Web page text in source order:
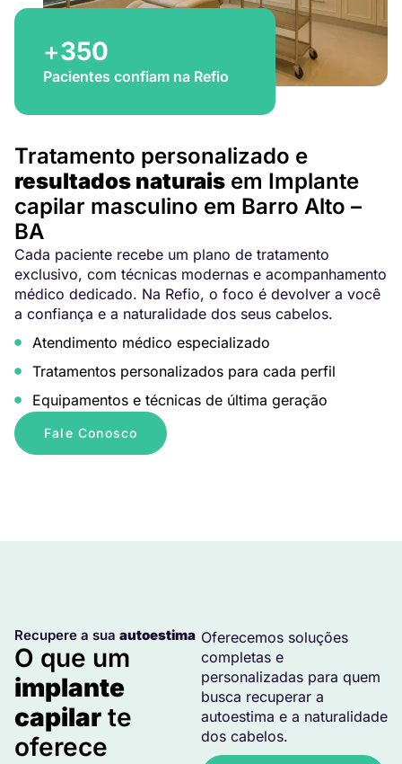
+350
Pacientes confiam na Refio
Tratamento personalizado e
resultados naturais em Implante
capilar masculino em Barro Alto –
BA
Cada paciente recebe um plano de tratamento
exclusivo, com técnicas modernas e acompanhamento
médico dedicado. Na Refio, o foco é devolver a você
a confiança e a naturalidade dos seus cabelos.
Atendimento médico especializado
Tratamentos personalizados para cada perfil
Equipamentos e técnicas de última geração
Fale Conosco
Recupere a sua autoestima
O que um
implante
capilar te
oferece
Oferecemos soluções
completas e
personalizadas para quem
busca recuperar a
autoestima e a naturalidade
dos cabelos.